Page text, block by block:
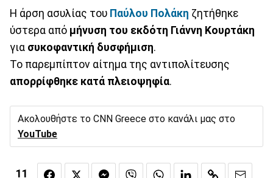
Η άρση ασυλίας του Παύλου Πολάκη ζητήθηκε
ύστερα από μήνυση του εκδότη Γιάννη Κουρτάκη
για συκοφαντική δυσφήμιση.
Το παρεμπίπτον αίτημα της αντιπολίτευσης
απορρίφθηκε κατά πλειοψηφία.
Ακολουθήστε το CNN Greece στο κανάλι μας στο
YouTube
11